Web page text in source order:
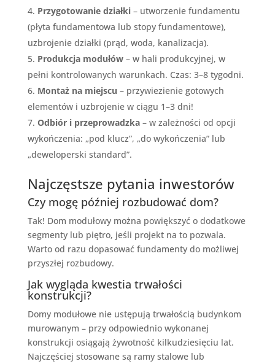
Przygotowanie działki– utworzenie fundamentu
(płyta fundamentowa lub stopy fundamentowe),
uzbrojenie działki (prąd, woda, kanalizacja).
Produkcja modułów– w hali produkcyjnej, w
pełni kontrolowanych warunkach. Czas: 3–8 tygodni.
Montaż na miejscu – przywiezienie gotowych
elementów i uzbrojenie w ciągu 1–3 dni!
Odbiór i przeprowadzka– w zależności od opcji
wykończenia: „pod klucz”, „do wykończenia” lub
„deweloperski standard”.
Najczęstsze pytania inwestorów
Czy mogę później rozbudować dom?
Tak! Dom modułowy można powiększyć o dodatkowe
segmenty lub piętro, jeśli projekt na to pozwala.
Warto od razu dopasować fundamenty do możliwej
przyszłej rozbudowy.
Jak wygląda kwestia trwałości
konstrukcji?
Domy modułowe nie ustępują trwałością budynkom
murowanym – przy odpowiednio wykonanej
konstrukcji osiągają żywotność kilkudziesięciu lat.
Najczęściej stosowane są ramy stalowe lub